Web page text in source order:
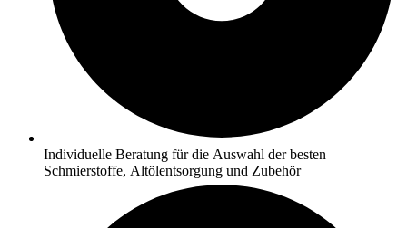
Individuelle Beratung für die Auswahl der besten
Schmierstoffe, Altölentsorgung und Zubehör